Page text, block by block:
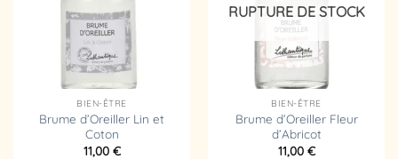
BIEN-ÊTRE
Brume d’Oreiller Lin et
Coton
11,00 €
RUPTURE DE STOCK
BIEN-ÊTRE
Brume d’Oreiller Fleur
d’Abricot
11,00 €